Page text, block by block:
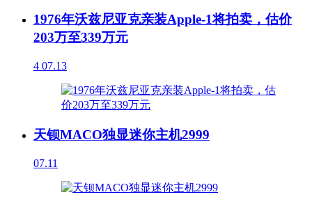
1976年沃兹尼亚克亲装Apple-1将拍卖，估价
203万至339万元
4 07.13
天钡MACO独显迷你主机2999
07.11